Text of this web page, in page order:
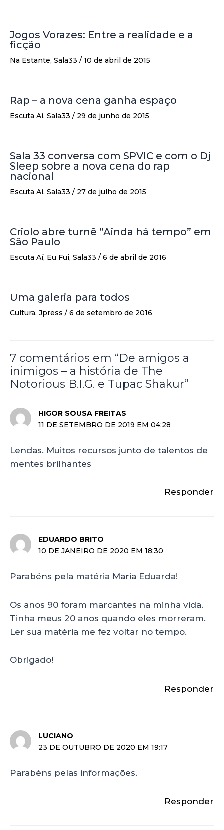
Jogos Vorazes: Entre a realidade e a
ficção
Na Estante, Sala33 / 10 de abril de 2015
Rap – a nova cena ganha espaço
Escuta Aí, Sala33 / 29 de junho de 2015
Sala 33 conversa com SPVIC e com o Dj
Sleep sobre a nova cena do rap
nacional
Escuta Aí, Sala33 / 27 de julho de 2015
Criolo abre turnê “Ainda há tempo” em
São Paulo
Escuta Aí, Eu Fui, Sala33 / 6 de abril de 2016
Uma galeria para todos
Cultura, Jpress / 6 de setembro de 2016
7 comentários em “De amigos a
inimigos – a história de The
Notorious B.I.G. e Tupac Shakur”
HIGOR SOUSA FREITAS
11 DE SETEMBRO DE 2019 EM 04:28
Lendas. Muitos recursos junto de talentos de
mentes brilhantes
Responder
EDUARDO BRITO
10 DE JANEIRO DE 2020 EM 18:30
Parabéns pela matéria Maria Eduarda!
Os anos 90 foram marcantes na minha vida.
Tinha meus 20 anos quando eles morreram.
Ler sua matéria me fez voltar no tempo.
Obrigado!
Responder
LUCIANO
23 DE OUTUBRO DE 2020 EM 19:17
Parabéns pelas informações.
Responder